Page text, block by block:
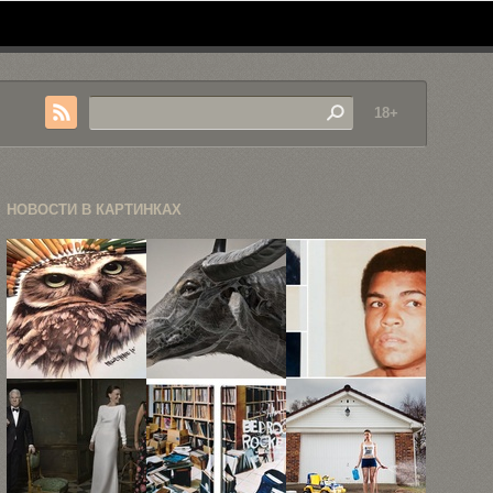
18+
НОВОСТИ В КАРТИНКАХ
Фотореалистичные
иллюстрации
Карлы
Миалинн
Ватагу Ёсида
показал
сложную
структуру ...
Полароид-
фото
знаменитостей
от Энди
Уорхола